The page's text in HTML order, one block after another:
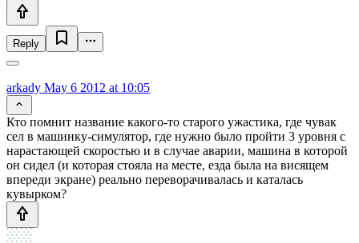
Reply
arkady May 6 2012 at 10:05
Кто помнит название какого-то старого ужастика, где чувак
сел в машинку-симулятор, где нужно было пройти 3 уровня с
нарастающей скоростью и в случае аварии, машина в которой
он сидел (и которая стояла на месте, езда была на висящем
впереди экране) реально переворачивалась и каталась
кувырком?